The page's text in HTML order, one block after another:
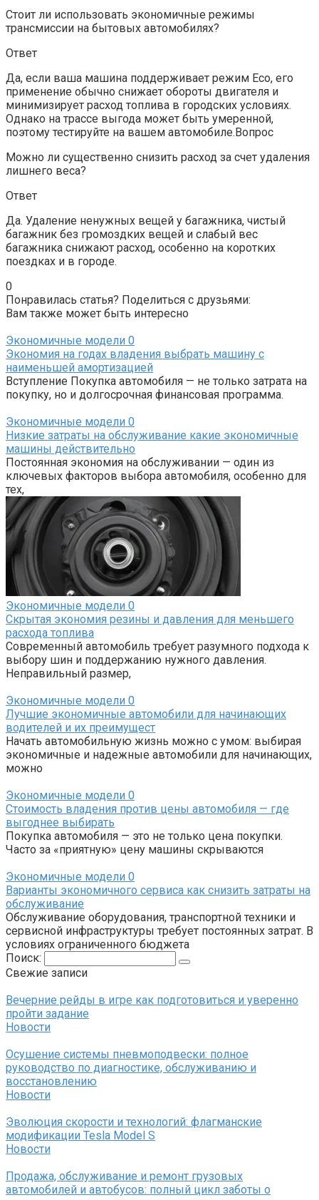
Стоит ли использовать экономичные режимы
трансмиссии на бытовых автомобилях?
Ответ
Да, если ваша машина поддерживает режим Eco, его
применение обычно снижает обороты двигателя и
минимизирует расход топлива в городских условиях.
Однако на трассе выгода может быть умеренной,
поэтому тестируйте на вашем автомобиле.Вопрос
Можно ли существенно снизить расход за счет удаления
лишнего веса?
Ответ
Да. Удаление ненужных вещей у багажника, чистый
багажник без громоздких вещей и слабый вес
багажника снижают расход, особенно на коротких
поездках и в городе.
0
Понравилась статья? Поделиться с друзьями:
Вам также может быть интересно
Экономичные модели 0
Экономия на годах владения выбрать машину с
наименьшей амортизацией
Вступление Покупка автомобиля — не только затрата на
покупку, но и долгосрочная финансовая программа.
Экономичные модели 0
Низкие затраты на обслуживание какие экономичные
машины действительно
Постоянная экономия на обслуживании — один из
ключевых факторов выбора автомобиля, особенно для
тех,
Экономичные модели 0
Скрытая экономия резины и давления для меньшего
расхода топлива
Современный автомобиль требует разумного подхода к
выбору шин и поддержанию нужного давления.
Неправильный размер,
Экономичные модели 0
Лучшие экономичные автомобили для начинающих
водителей и их преимущест
Начать автомобильную жизнь можно с умом: выбирая
экономичные и надежные автомобили для начинающих,
можно
Экономичные модели 0
Стоимость владения против цены автомобиля — где
выгоднее выбирать
Покупка автомобиля — это не только цена покупки.
Часто за «приятную» цену машины скрываются
Экономичные модели 0
Варианты экономичного сервиса как снизить затраты на
обслуживание
Обслуживание оборудования, транспортной техники и
сервисной инфраструктуры требует постоянных затрат. В
условиях ограниченного бюджета
Поиск:
Свежие записи
Вечерние рейды в игре как подготовиться и уверенно
пройти задание
Новости
Осушение системы пневмоподвески: полное
руководство по диагностике, обслуживанию и
восстановлению
Новости
Эволюция скорости и технологий: флагманские
модификации Tesla Model S
Новости
Продажа, обслуживание и ремонт грузовых
автомобилей и автобусов: полный цикл заботы о